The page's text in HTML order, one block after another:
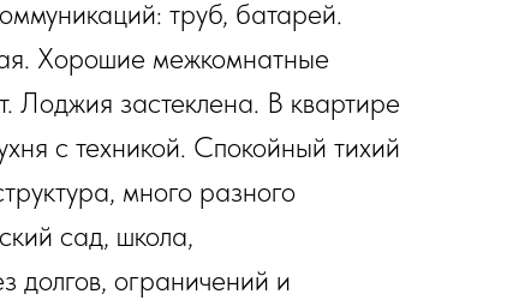
труб, батарей.
Хорошие межкомнатные
Лоджия застеклена. В квартире
с техникой. Спокойный тихий
много разного
сад, школа,
долгов, ограничений и